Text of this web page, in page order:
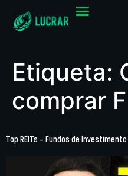
Etiqueta:
comprar
Top REITs – Fundos de